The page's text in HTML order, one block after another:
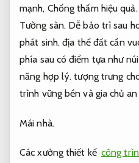
mạnh, Chống thấm hiệu quả.
Tường sàn. Dễ bảo trì sau
phát sinh. địa thế đất cần
phía sau có điểm tựa như
năng hợp lý. tượng trưng
trình vững bền và gia chủ an
Mái nhà.
Các xưởng thiết kế công